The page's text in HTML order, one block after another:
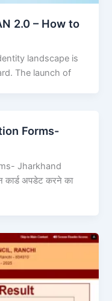
2.0 – How to
landscape is
The launch of
Forms-
Jharkhand
कार्ड अपडेट करने का